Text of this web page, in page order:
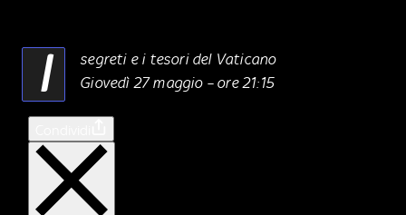
I
segreti e i tesori del Vaticano
Giovedì 27 maggio – ore 21:15